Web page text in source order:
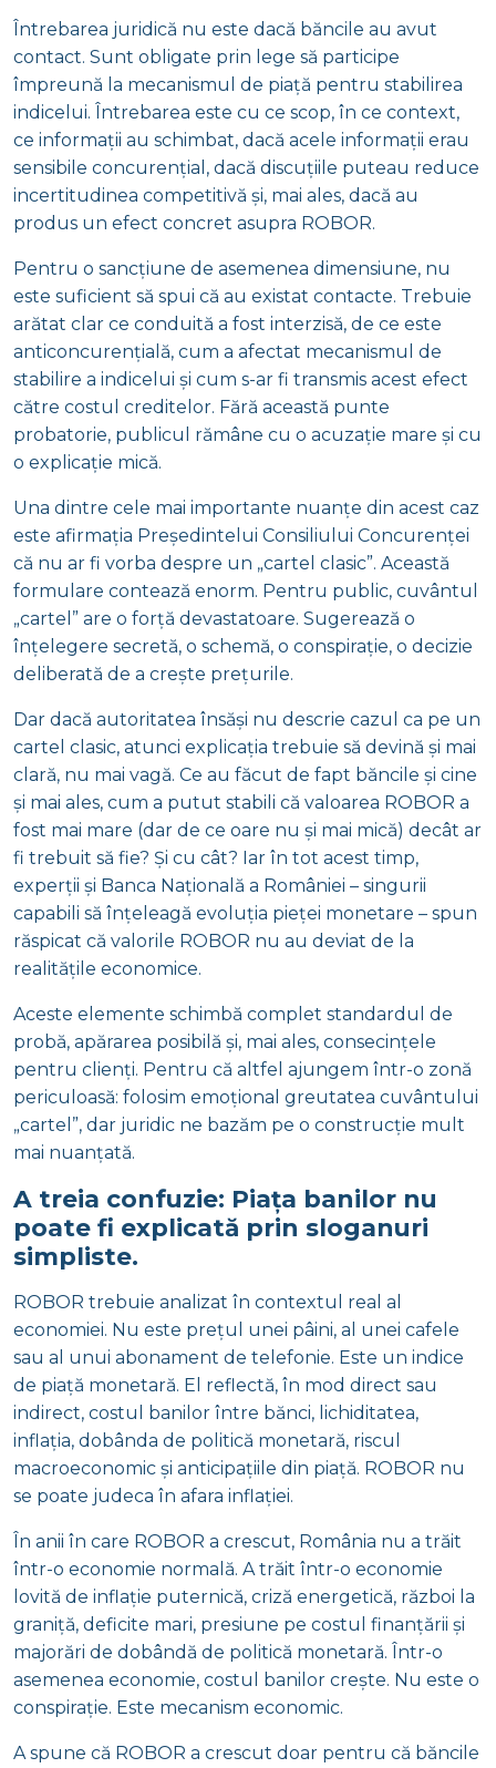
Întrebarea juridică nu este dacă băncile au avut
contact. Sunt obligate prin lege să participe
împreună la mecanismul de piață pentru stabilirea
indicelui. Întrebarea este cu ce scop, în ce context,
ce informații au schimbat, dacă acele informații erau
sensibile concurențial, dacă discuțiile puteau reduce
incertitudinea competitivă și, mai ales, dacă au
produs un efect concret asupra ROBOR.
Pentru o sancțiune de asemenea dimensiune, nu
este suficient să spui că au existat contacte. Trebuie
arătat clar ce conduită a fost interzisă, de ce este
anticoncurențială, cum a afectat mecanismul de
stabilire a indicelui și cum s-ar fi transmis acest efect
către costul creditelor. Fără această punte
probatorie, publicul rămâne cu o acuzație mare și cu
o explicație mică.
Una dintre cele mai importante nuanțe din acest caz
este afirmația Președintelui Consiliului Concurenței
că nu ar fi vorba despre un „cartel clasic”. Această
formulare contează enorm. Pentru public, cuvântul
„cartel” are o forță devastatoare. Sugerează o
înțelegere secretă, o schemă, o conspirație, o decizie
deliberată de a crește prețurile.
Dar dacă autoritatea însăși nu descrie cazul ca pe un
cartel clasic, atunci explicația trebuie să devină și mai
clară, nu mai vagă. Ce au făcut de fapt băncile și cine
și mai ales, cum a putut stabili că valoarea ROBOR a
fost mai mare (dar de ce oare nu și mai mică) decât ar
fi trebuit să fie? Și cu cât? Iar în tot acest timp,
experții și Banca Națională a României – singurii
capabili să înțeleagă evoluția pieței monetare – spun
răspicat că valorile ROBOR nu au deviat de la
realitățile economice.
Aceste elemente schimbă complet standardul de
probă, apărarea posibilă și, mai ales, consecințele
pentru clienți. Pentru că altfel ajungem într-o zonă
periculoasă: folosim emoțional greutatea cuvântului
„cartel”, dar juridic ne bazăm pe o construcție mult
mai nuanțată.
A treia confuzie: Piața banilor nu
poate fi explicată prin sloganuri
simpliste.
ROBOR trebuie analizat în contextul real al
economiei. Nu este prețul unei pâini, al unei cafele
sau al unui abonament de telefonie. Este un indice
de piață monetară. El reflectă, în mod direct sau
indirect, costul banilor între bănci, lichiditatea,
inflația, dobânda de politică monetară, riscul
macroeconomic și anticipațiile din piață. ROBOR nu
se poate judeca în afara inflației.
În anii în care ROBOR a crescut, România nu a trăit
într-o economie normală. A trăit într-o economie
lovită de inflație puternică, criză energetică, război la
graniță, deficite mari, presiune pe costul finanțării și
majorări de dobândă de politică monetară. Într-o
asemenea economie, costul banilor crește. Nu este o
conspirație. Este mecanism economic.
A spune că ROBOR a crescut doar pentru că băncile